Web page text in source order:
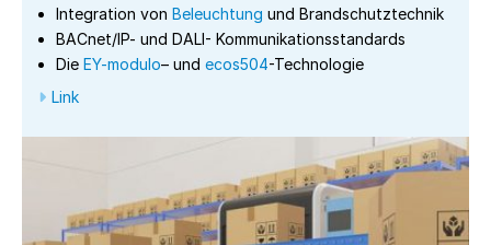
Integration von Beleuchtung und Brandschutztechnik
BACnet/IP- und DALI- Kommunikationsstandards
Die EY-modulo– und ecos504-Technologie
Link